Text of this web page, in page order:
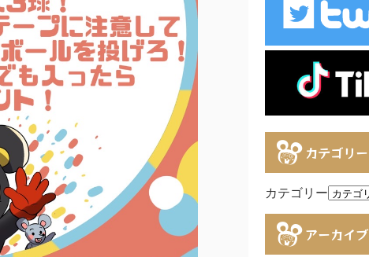
カテゴリー
カテゴリー
アーカイブ